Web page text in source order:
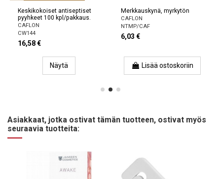
Keskikokoiset antiseptiset
pyyhkeet 100 kpl/pakkaus.
CAFLON
CW144
16,58 €
Näytä
Merkkauskynä, myrkytön
CAFLON
NTMP/CAF
6,03 €
Lisää ostoskoriin
Asiakkaat, jotka ostivat tämän tuotteen, ostivat myös
seuraavia tuotteita: